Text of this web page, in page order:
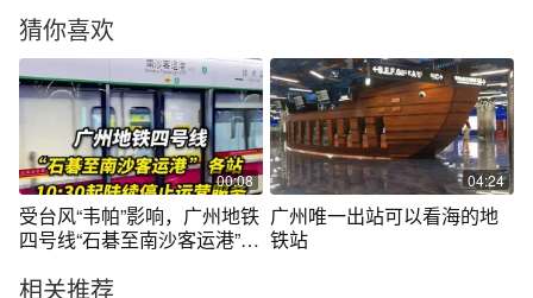
猜你喜欢
00:08
受台风“韦帕”影响，广州地铁
四号线“石碁至南沙客运港”各
止运营服务！#广州地铁
04:24
广州唯一出站可以看海的地
铁站
相关推荐